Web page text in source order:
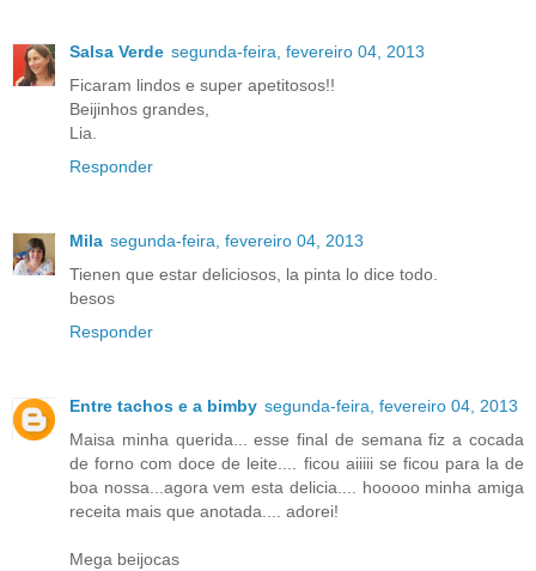
Salsa Verde segunda-feira, fevereiro 04, 2013
Ficaram lindos e super apetitosos!!
Beijinhos grandes,
Lia.
Responder
Mila segunda-feira, fevereiro 04, 2013
Tienen que estar deliciosos, la pinta lo dice todo.
besos
Responder
Entre tachos e a bimby segunda-feira, fevereiro 04, 2013
Maisa minha querida... esse final de semana fiz a cocada
de forno com doce de leite.... ficou aiiiii se ficou para la de
boa nossa...agora vem esta delicia.... hooooo minha amiga
receita mais que anotada.... adorei!
Mega beijocas